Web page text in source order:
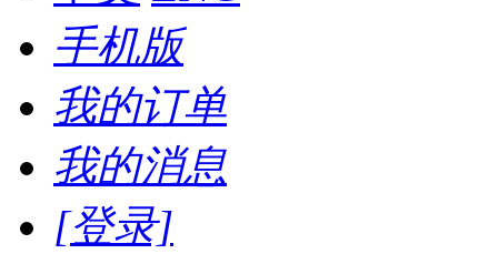
手机版
我的订单
我的消息
[登录]